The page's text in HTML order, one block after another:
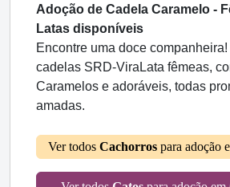
Adoção de Cadela Caramelo -
Latas disponíveis
Encontre uma doce
cadelas SRD-ViraLata fêmeas,
Caramelos e adoráveis, todas
amadas.
Ver todos Cachorrospara adoção